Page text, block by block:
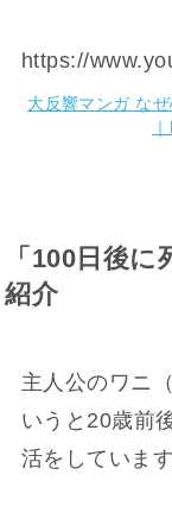
https://
大反響マンガ な
「100日後
紹介
主人公のワニ
いうと20歳前
活をしています